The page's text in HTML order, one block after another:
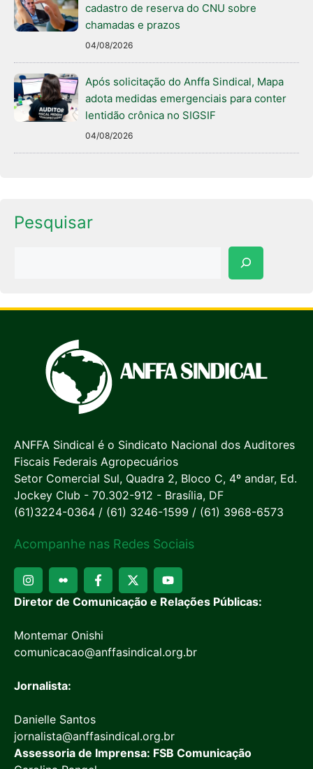
cadastro de reserva do CNU sobre
chamadas e prazos
04/08/2026
Após solicitação do Anffa Sindical, Mapa
adota medidas emergenciais para conter
lentidão crônica no SIGSIF
04/08/2026
Pesquisar
ANFFA Sindical é o Sindicato Nacional dos Auditores
Fiscais Federais Agropecuários
Setor Comercial Sul, Quadra 2, Bloco C, 4º andar, Ed.
Jockey Club - 70.302-912 - Brasília, DF
(61)3224-0364 / (61) 3246-1599 / (61) 3968-6573
Acompanhe nas Redes Sociais
Diretor de Comunicação e Relações Públicas:
Montemar Onishi
comunicacao@anffasindical.org.br
Jornalista:
Danielle Santos
jornalista@anffasindical.org.br
Assessoria de Imprensa: FSB Comunicação